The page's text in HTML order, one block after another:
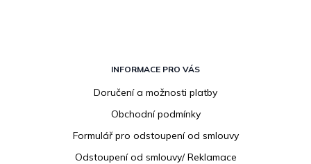
INFORMACE PRO VÁS
Doručení a možnosti platby
Obchodní podmínky
Formulář pro odstoupení od smlouvy
Odstoupení od smlouvy/ Reklamace